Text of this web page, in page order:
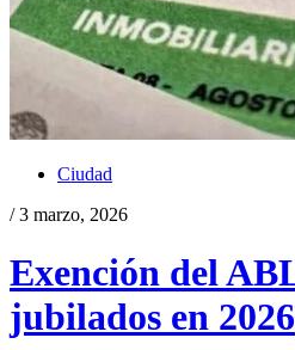
Ciudad
/ 3 marzo, 2026
Exención del
jubilados en 2026